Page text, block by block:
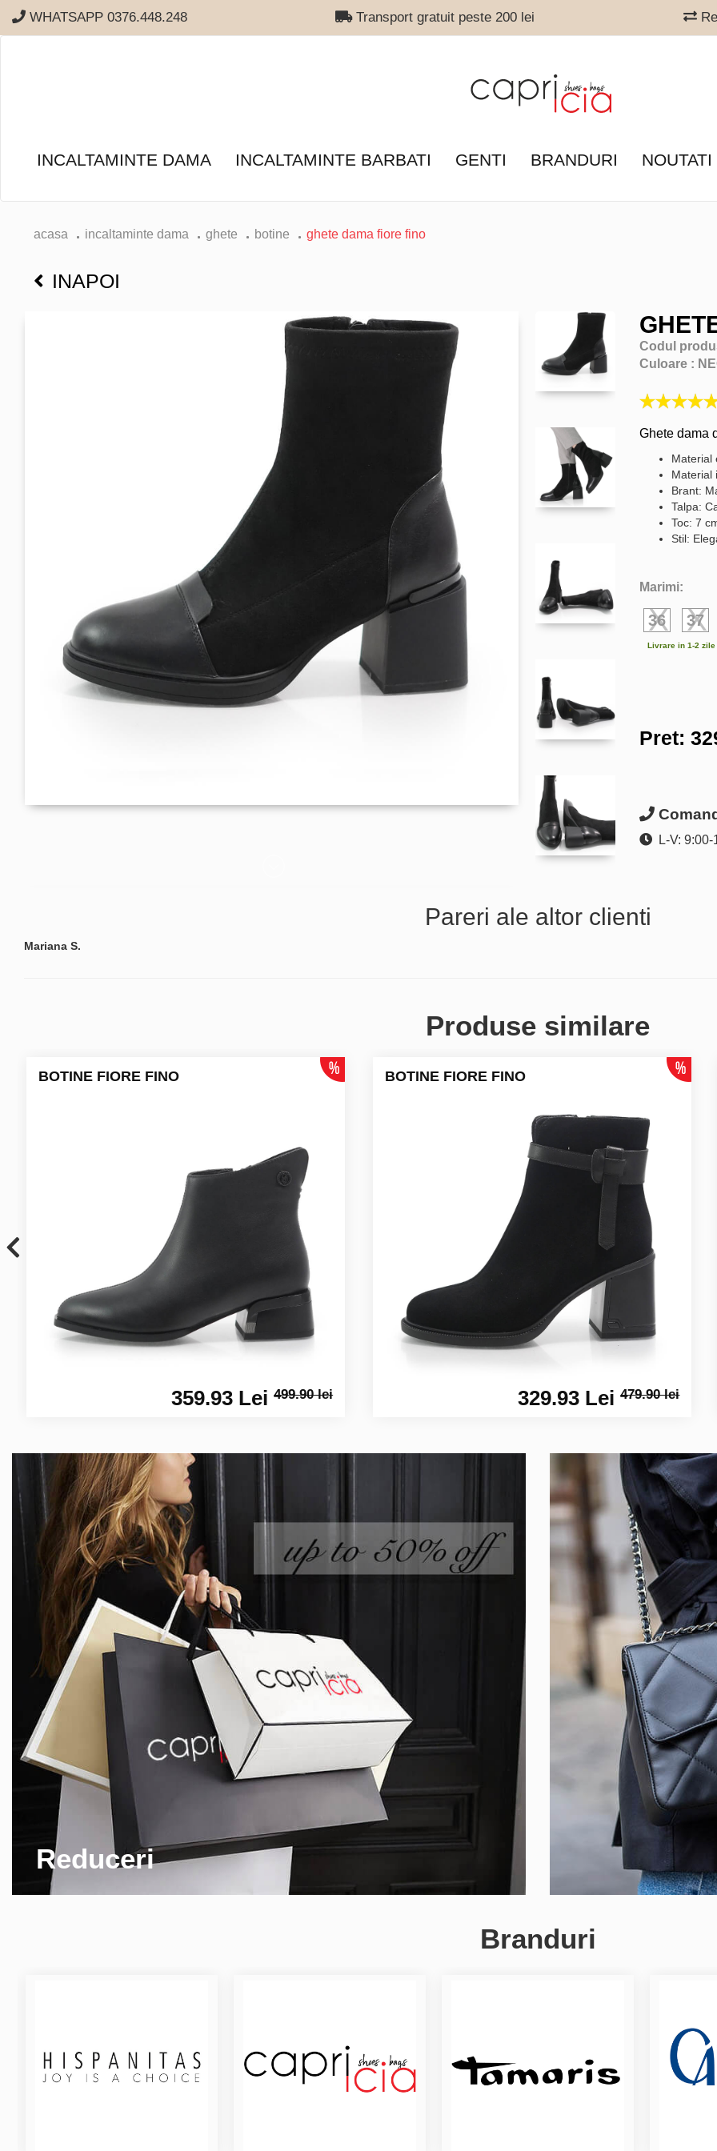
WHATSAPP 0376.448.248 Transport gratuit peste 200 lei
INCALTAMINTE DAMA INCALTAMINTE BARBATI GENTI BRANDURI NOUTATI
acasa incaltaminte dama ghete botine ghete dama fiore fino
INAPOI
Codul
Culoare :
Ghete dama
Material
Material
Brant:
Talpa:
Toc: 7
Stil:
Marimi:
36 37
Livrare in 1-2
Pret:
L-V: 9:00-
Pareri ale altor clienti
Mariana S.
Produse similare
BOTINE FIORE FINO
359.93 Lei499.90 lei
BOTINE FIORE FINO
329.93 Lei479.90 lei
Reduceri
Branduri